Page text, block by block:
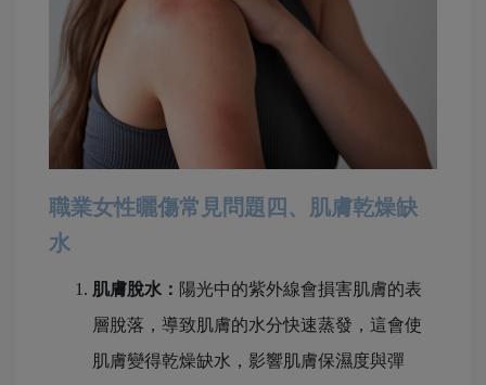
職業女性曬傷常見問題四、肌膚乾燥缺
水
肌膚脫水： 陽光中的紫外線會損害肌膚的表
層脫落，導致肌膚的水分快速蒸發，這會使
肌膚變得乾燥缺水，影響肌膚保濕度與彈